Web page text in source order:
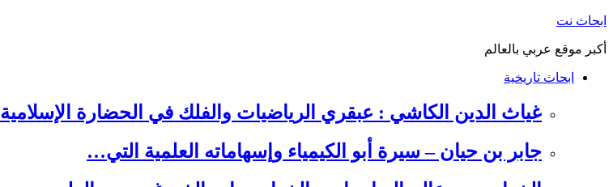
التجاوز
المحتوى
ابحاث نت
أكبر موقع عربي بالعالم
ابحاث تاريخية
غياث الدين الكاشي : عبقري الرياضيات والفلك في الحضارة الإسلامية
جابر بن حيان – سيرة أبو الكيمياء وإسهاماته العلمية التي…